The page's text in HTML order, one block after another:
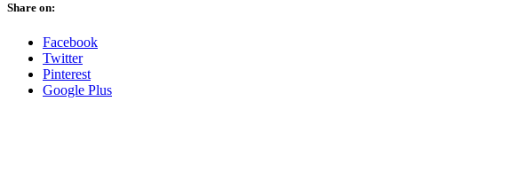
Share on:
Facebook
Twitter
Pinterest
Google Plus